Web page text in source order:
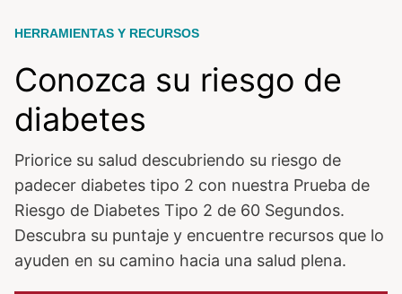
HERRAMIENTAS Y RECURSOS
Conozca su riesgo de
diabetes
Priorice su salud descubriendo su riesgo de
padecer diabetes tipo 2 con nuestra Prueba de
Riesgo de Diabetes Tipo 2 de 60 Segundos.
Descubra su puntaje y encuentre recursos que lo
ayuden en su camino hacia una salud plena.